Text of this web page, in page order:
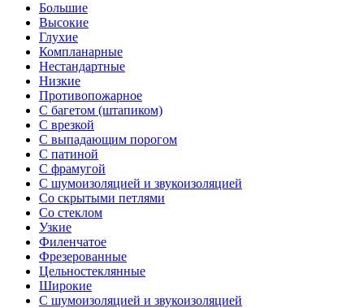
Большие
Высокие
Глухие
Компланарные
Нестандартные
Низкие
Противопожарное
С багетом (штапиком)
С врезкой
С выпадающим порогом
С патиной
С фрамугой
С шумоизоляцией и звукоизоляцией
Со скрытыми петлями
Со стеклом
Узкие
Филенчатое
Фрезерованные
Цельностеклянные
Широкие
С шумоизоляцией и звукоизоляцией